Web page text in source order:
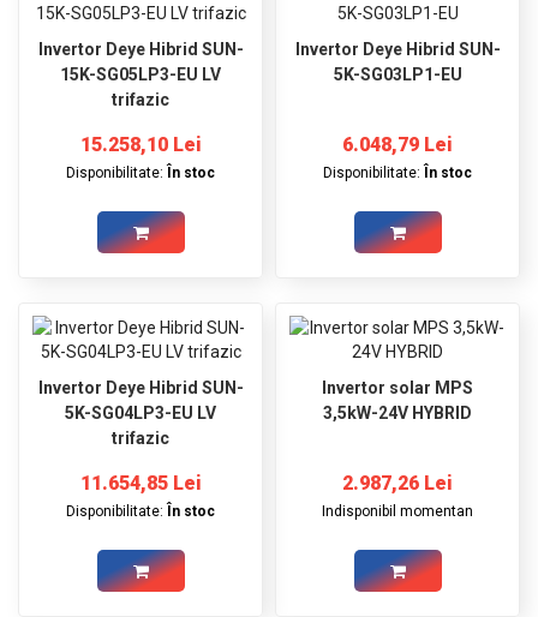
Invertor Deye Hibrid SUN-
15K-SG05LP3-EU LV
trifazic
15.258,10 Lei
Disponibilitate: În stoc
Invertor Deye Hibrid SUN-
5K-SG03LP1-EU
6.048,79 Lei
Disponibilitate: În stoc
Invertor Deye Hibrid SUN-
5K-SG04LP3-EU LV
trifazic
11.654,85 Lei
Disponibilitate: În stoc
Invertor solar MPS
3,5kW-24V HYBRID
2.987,26 Lei
Indisponibil momentan